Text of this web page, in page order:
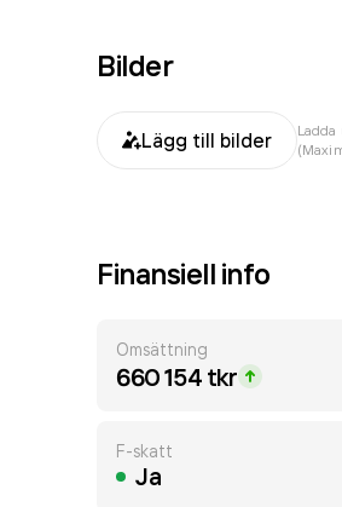
Bilder
Lägg till bilder
Finansiell info
Omsättning
660 154 tkr
F-skatt
Ja